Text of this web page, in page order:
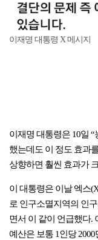
이재명 대통령 X 메시지
이재명 대통령은 10일
했는데도 이 정도 효과
상향하면 훨씬 효과가
이 대통령은 이날 엑스
로 인구소멸지역의 인
면서 이 같이 언급했다.
예산은 보통 1인당